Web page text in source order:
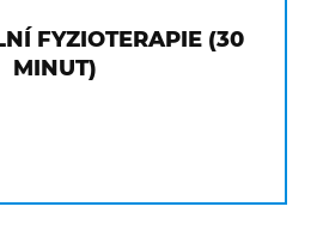
FYZIOTERAPIE (30
MINUT)